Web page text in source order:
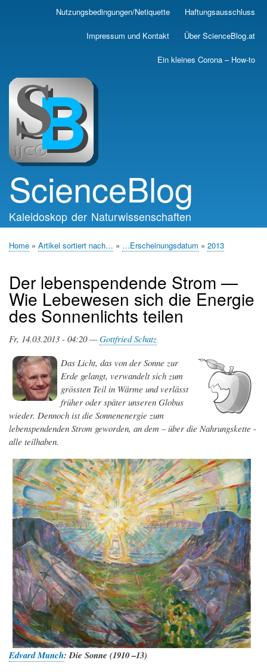
Skip
main
Nutzungsbedingungen/Netiquette Haftungsausschluss
Impressum und Kontakt Über ScienceBlog.at
Ein kleines Corona – How-to
ScienceBlog
Kaleidoskop der Naturwissenschaften
Home Artikel sortiert nach… …Erscheinungsdatum 2013
Der lebenspendende Strom —
Wie Lebewesen sich die Energie
des Sonnenlichts teilen
Fr, 14.03.2013 - 04:20 —Gottfried Schatz
Das Licht, das von der Sonne zur
Erde gelangt, verwandelt sich zum
grössten Teil in Wärme und verlässt
früher oder später unseren Globus
wieder. Dennoch ist die Sonnenenergie zum
lebenspendenden Strom geworden, an dem – über die Nahrungskette -
alle teilhaben.
Edvard Munch: Die Sonne (1910 –13)